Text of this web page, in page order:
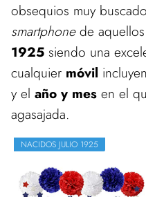
obsequios muy
smartphonede
1925 siendo una
cualquier móvil
y el año y mes en el
agasajada.
NACIDOS JULIO 1925